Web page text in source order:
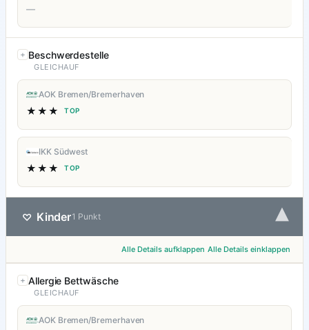
—
Beschwerdestelle
GLEICHAUF
AOK Bremen/Bremerhaven
★★★ TOP
IKK Südwest
★★★ TOP
♡ Kinder1 Punkt ▾
Alle Details aufklappen Alle Details einklappen
Allergie Bettwäsche
GLEICHAUF
AOK Bremen/Bremerhaven